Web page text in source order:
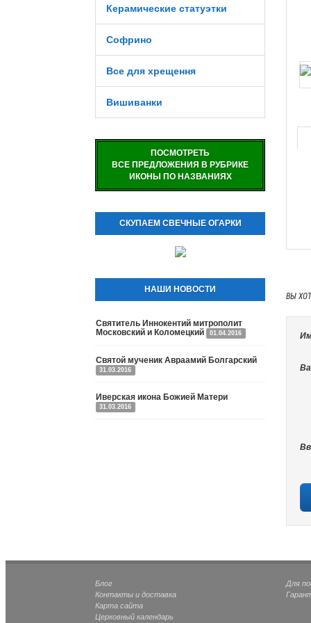
Керамические статуэтки
Софрино
Все для хрещення
Вишиванки
ПОСМОТРЕТЬ
ВСЕ ПРЕДЛОЖЕНИЯ В РУБРИКЕ
ИКОНЫ ПО НАЗВАНИЯХ
СКУПАЕМ СВЕЧНЫЕ ОГАРКИ
НАШИ НОВОСТИ
Святитель Иннокентий митрополит
Московский и Коломецкий
01.04.2016
Святой мученик Авраамий Болгарский
31.03.2016
Иверская икона Божией Матери
31.03.2016
ВЫ
Блог
Контакты и доставка
Карта сайта
Церковный календарь
Для